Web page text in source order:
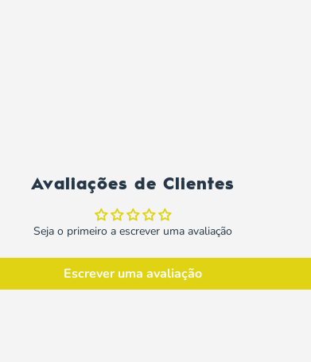
Avaliações de Clientes
Seja o primeiro a escrever uma avaliação
Escrever uma avaliação